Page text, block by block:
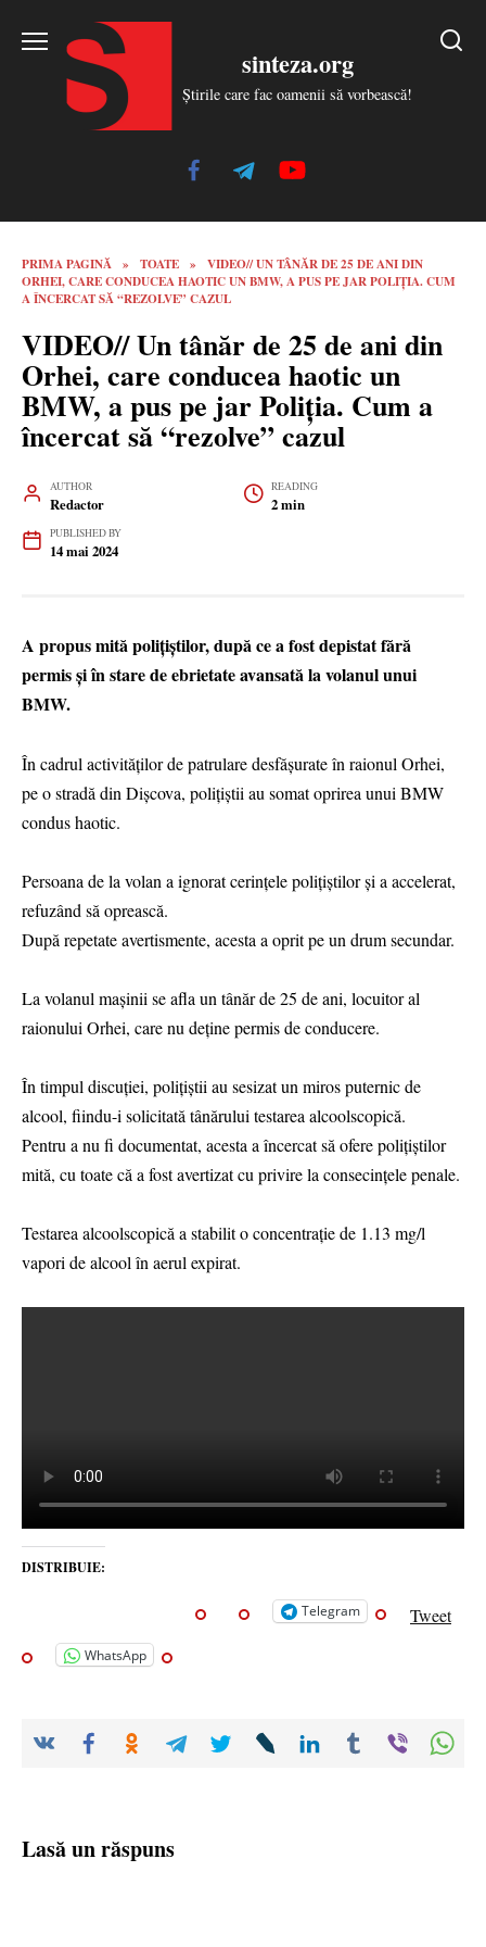
sinteza.org
Știrile care fac oamenii să vorbească!
PRIMA PAGINĂ » TOATE »
VIDEO// UN TÂNĂR DE 25 DE ANI DIN
ORHEI, CARE CONDUCEA HAOTIC UN BMW, A PUS PE JAR POLIȚIA. CUM
A ÎNCERCAT SĂ “REZOLVE” CAZUL
VIDEO// Un tânăr de 25 de ani din
Orhei, care conducea haotic un
BMW, a pus pe jar Poliția. Cum a
încercat să “rezolve” cazul
AUTHOR
Redactor
READING
2 min
PUBLISHED BY
14 mai 2024
A propus mită polițiștilor, după ce a fost depistat fără
permis și în stare de ebrietate avansată la volanul unui
BMW.
În cadrul activităților de patrulare desfășurate în raionul Orhei,
pe o stradă din Dișcova, polițiștii au somat oprirea unui BMW
condus haotic.
Persoana de la volan a ignorat cerințele polițiștilor și a accelerat,
refuzând să oprească.
După repetate avertismente, acesta a oprit pe un drum secundar.
La volanul mașinii se afla un tânăr de 25 de ani, locuitor al
raionului Orhei, care nu deține permis de conducere.
În timpul discuției, polițiștii au sesizat un miros puternic de
alcool, fiindu-i solicitată tânărului testarea alcoolscopică.
Pentru a nu fi documentat, acesta a încercat să ofere polițiștilor
mită, cu toate că a fost avertizat cu privire la consecințele penale.
Testarea alcoolscopică a stabilit o concentrație de 1.13 mg/l
vapori de alcool în aerul expirat.
DISTRIBUIE:
Telegram Tweet
WhatsApp
Lasă un răspuns